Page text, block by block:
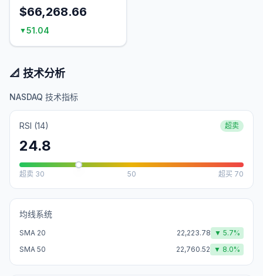
$66,268.66
▼51.04
📐 技术分析
NASDAQ 技术指标
RSI (14) 超卖
24.8
超卖 30 50 超买 70
均线系统
SMA 20 22,223.78 ▼ 5.7%
SMA 50
22,760.52 ▼ 8.0%